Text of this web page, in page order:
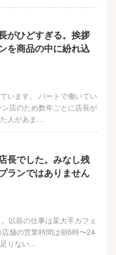
がひどすぎる。挨拶
を商品の中に紛れ込
います。 パートで働いてい
店のため数年ごとに店長が
人があま…
長でした。みなし残
ランではありません
以前の仕事は某大手カフェ
舗の営業時間は朝6時〜24
りない…